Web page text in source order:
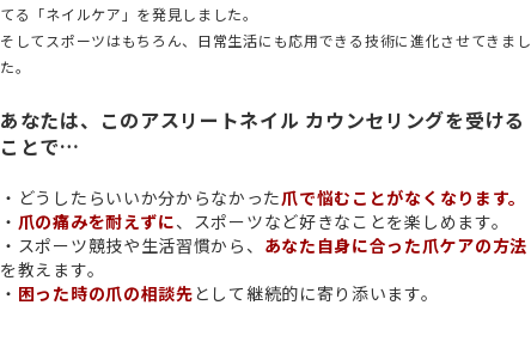
てる「ネイルケア」を発見しました。
そしてスポーツはもちろん、日常生活にも応用できる技術に進化させてきまし
た。
あなたは、このアスリートネイル カウンセリングを受ける
ことで…
・どうしたらいいか分からなかった爪で悩むことがなくなります。
・ 爪の痛みを耐えずに、スポーツなど好きなことを楽しめます。
・スポーツ競技や生活習慣から、 あなた自身に合った爪ケアの方法
を教えます。
・ 困った時の爪の相談先として継続的に寄り添います。